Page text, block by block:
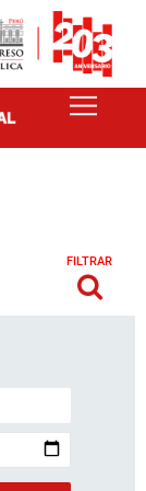
FILTRAR